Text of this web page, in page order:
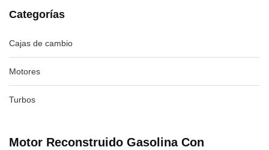
Categorías
Cajas de cambio
Motores
Turbos
Motor Reconstruido Gasolina Con